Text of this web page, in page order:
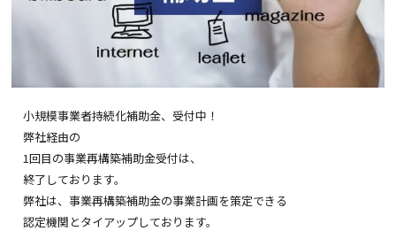
小規模事業者持続化補助金、受付中！
弊社経由の
1回目の事業再構築補助金受付は、
終了しております。
弊社は、事業再構築補助金の事業計画を策定できる
認定機関とタイアップしております。